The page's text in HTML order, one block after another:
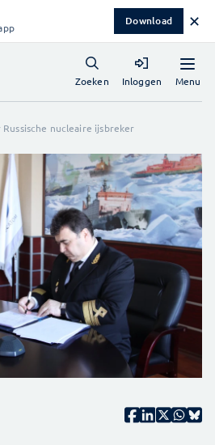
Download ✕
Menu
Zoeken Inloggen
nucleaire ijsbreker